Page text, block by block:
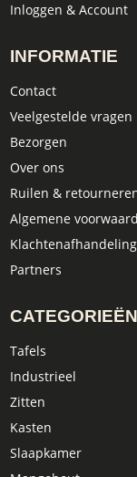
Inloggen & Account
INFORMATIE
Contact
Veelgestelde vragen
Bezorgen
Over ons
Ruilen &
Algemene
Klachtenafhandeling
Partners
CATEGORIEËN
Tafels
Industrieel
Zitten
Kasten
Slaapkamer